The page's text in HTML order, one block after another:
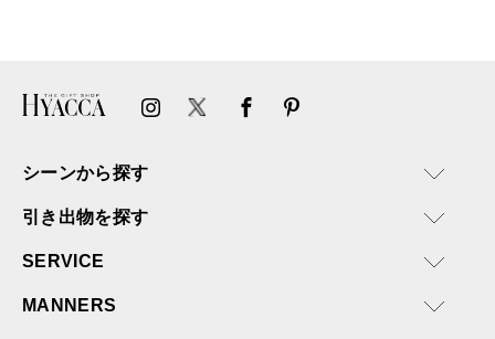
シーンから探す
引き出物を探す
SERVICE
MANNERS